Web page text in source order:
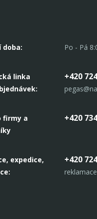
doba: Po - Pá
linka
+420
firmy a
+420
expedice,
+420